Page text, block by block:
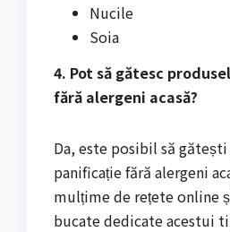
Nucile
Soia
4. Pot să gătesc
fără alergeni acasă?
Da, este posibil să
panificație fără alergeni
mulțime de rețete online
bucate dedicate acestui